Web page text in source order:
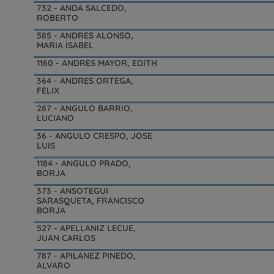
732 - ANDA SALCEDO,
ROBERTO
585 - ANDRES ALONSO,
MARIA ISABEL
1160 - ANDRES MAYOR, EDITH
364 - ANDRES ORTEGA,
FELIX
287 - ANGULO BARRIO,
LUCIANO
36 - ANGULO CRESPO, JOSE
LUIS
1184 - ANGULO PRADO,
BORJA
373 - ANSOTEGUI
SARASQUETA, FRANCISCO
BORJA
527 - APELLANIZ LECUE,
JUAN CARLOS
787 - APILANEZ PINEDO,
ALVARO